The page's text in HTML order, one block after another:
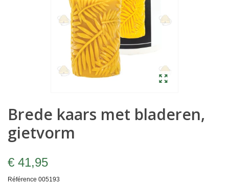
Brede kaars met bladeren,
gietvorm
€ 41,95
Référence 005193